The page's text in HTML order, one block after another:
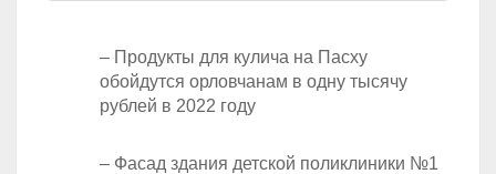
– Продукты для кулича на Пасху
обойдутся орловчанам в одну тысячу
рублей в 2022 году
– Фасад здания детской поликлиники №1